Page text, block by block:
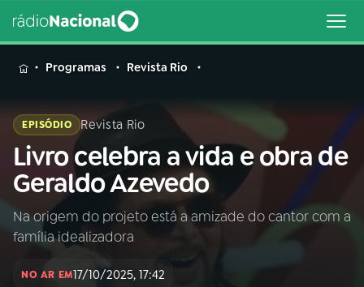
MENU
Buscar
na
Rádio
Nacional
Buscar
Programas Revista Rio
EPISÓDIO Revista Rio
Livro celebra a vida e obra de
Geraldo Azevedo
Na origem do projeto está a amizade do cantor com a
família idealizadora
NO AR EM17/10/2025, 17:42